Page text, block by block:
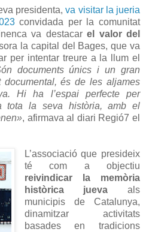
presidenta,va visitar la jueria
convidada per la comunitat
va destacar el valor del
la capital del Bages, que va
per intentar treure a la llum el
documents únics i un gran
documental, és de les aljames
Hi ha l’espai perfecte per
tota la seva història, amb el
, afirmava al diari Regió7 el
L’associació que presideix
té com a objectiu
reivindicar la memòria
històrica jueva als
municipis de Catalunya,
dinamitzar activitats
basades en tradicions